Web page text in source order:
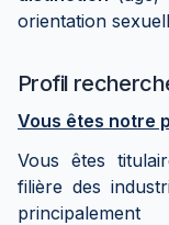
orientation
Profil
Vous êtes notre
Vous êtes
filière des